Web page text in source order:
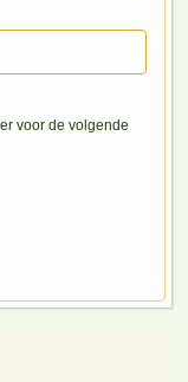
voor de volgende